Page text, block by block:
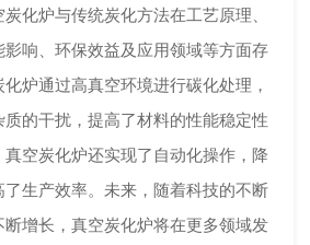
化炉与传统炭化方法在工艺原理、
响、环保效益及应用领域等方面存
炉通过高真空环境进行碳化处理，
的干扰，提高了材料的性能稳定性
空炭化炉还实现了自动化操作，降
生产效率。未来，随着科技的不断
增长，真空炭化炉将在更多领域发